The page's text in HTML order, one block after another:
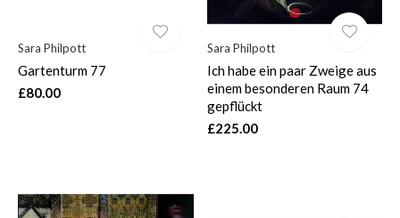
Sara Philpott
Gartenturm 77
£80.00
Sara Philpott
Ich habe ein paar Zweige aus
einem besonderen Raum 74
gepflückt
£225.00